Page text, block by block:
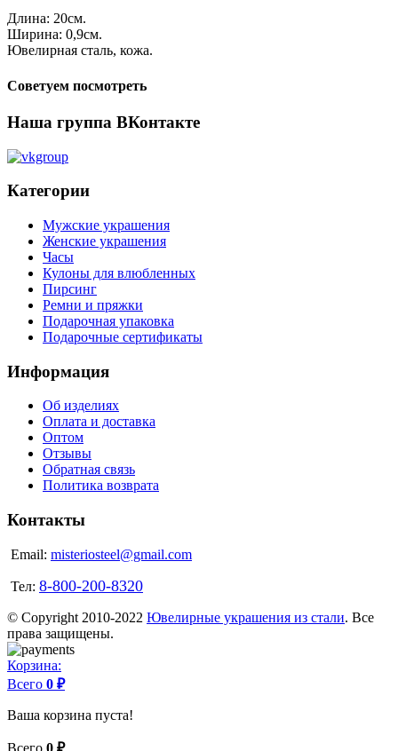
Длина: 20см.
Ширина: 0,9см.
Ювелирная сталь, кожа.
Советуем посмотреть
Наша группа ВКонтакте
Категории
Мужские украшения
Женские украшения
Часы
Кулоны для влюбленных
Пирсинг
Ремни и пряжки
Подарочная упаковка
Подарочные сертификаты
Информация
Об изделиях
Оплата и доставка
Оптом
Отзывы
Обратная связь
Политика возврата
Контакты
Email: misteriosteel@gmail.com
Тел: 8-800-200-8320
© Copyright 2010-2022 Ювелирные украшения из стали. Все
права защищены.
Корзина:
Всего 0 ₽
Ваша корзина пуста!
Всего 0 ₽